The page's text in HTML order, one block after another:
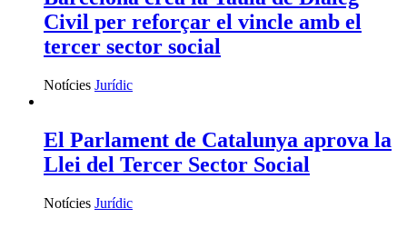
Civil per reforçar el vincle amb el
tercer sector social
Notícies Jurídic
El Parlament de Catalunya aprova la
Llei del Tercer Sector Social
Notícies Jurídic